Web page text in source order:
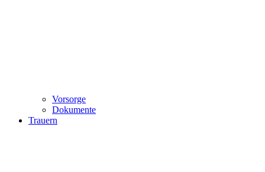
Vorsorge
Dokumente
Trauern